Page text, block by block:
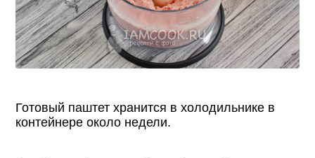
Готовый паштет хранится в холодильнике в
контейнере около недели.